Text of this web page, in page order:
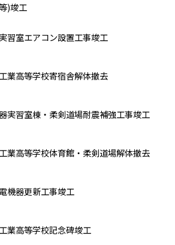
)竣工
習室エアコン設置工事竣工
業高等学校寄宿舎解体撤去
実習室棟・柔剣道場耐震補強工事竣工
業高等学校体育館・柔剣道場解体撤去
機器更新工事竣工
業高等学校記念碑竣工